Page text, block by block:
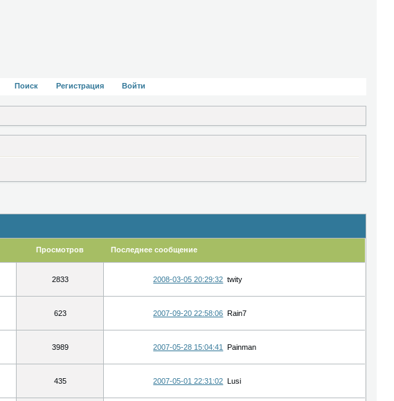
Поиск Регистрация Войти
Просмотров Последнее сообщение
2833 2008-03-05 20:29:32 twity
623 2007-09-20 22:58:06 Rain7
3989 2007-05-28 15:04:41 Painman
435 2007-05-01 22:31:02 Lusi